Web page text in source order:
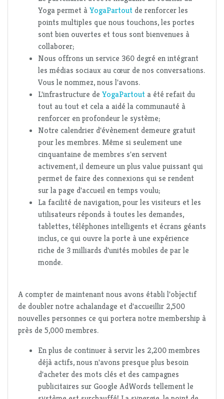
Yoga permet àYogaPartout de renforcer les
points multiples que nous touchons, les portes
sont bien ouvertes et tous sont bienvenues à
collaborer;
Nous offrons un service 360 degré en intégrant
les médias sociaux au cœur de nos conversations.
Vous le nommez, nous l'avons.
L'infrastructure de YogaPartout a été refait du
tout au tout et cela a aidé la communauté à
renforcer en profondeur le système;
Notre calendrier d'évènement demeure gratuit
pour les membres. Même si seulement une
cinquantaine de membres s'en servent
activement, il demeure un plus value puissant qui
permet de faire des connexions qui se rendent
sur la page d'accueil en temps voulu;
La facilité de navigation, pour les visiteurs et les
utilisateurs réponds à toutes les demandes,
tablettes, téléphones intelligents et écrans géants
inclus, ce qui ouvre la porte à une expérience
riche de 3 milliards d'unités mobiles de par le
monde.
A compter de maintenant nous avons établi l'objectif
de doubler notre achalandage et d'accueillir 2,500
nouvelles personnes ce qui portera notre membership à
près de 5,000 membres.
En plus de continuer à servir les 2,200 membres
déjà actifs, nous n'avons presque plus besoin
d'acheter des mots clés et des campagnes
publicitaires sur Google AdWords tellement le